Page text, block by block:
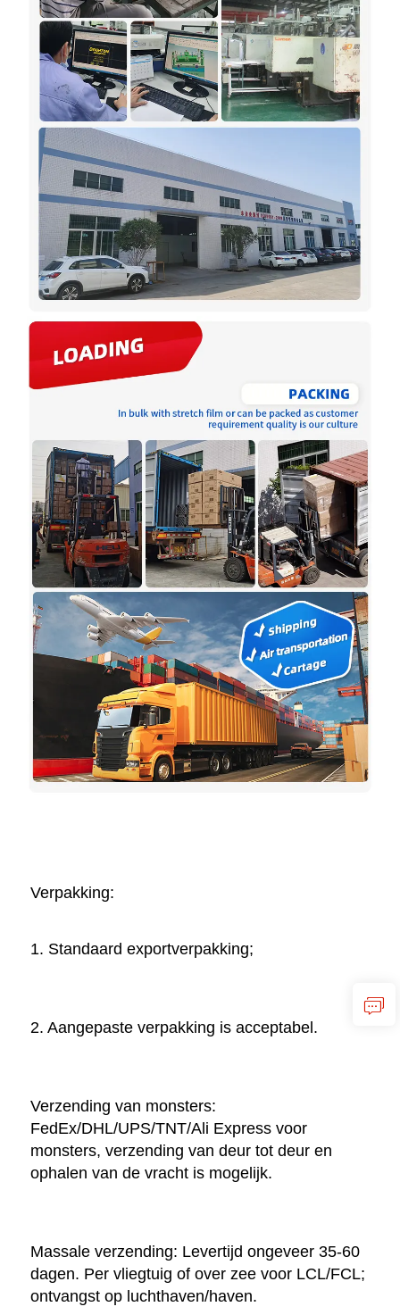
Verpakking:
1. Standaard exportverpakking;
2. Aangepaste verpakking is acceptabel.
Verzending van monsters:
FedEx/DHL/UPS/TNT/Ali Express voor
monsters, verzending van deur tot deur en
ophalen van de vracht is mogelijk.
Massale verzending: Levertijd ongeveer 35-60
dagen. Per vliegtuig of over zee voor LCL/FCL;
ontvangst op luchthaven/haven.